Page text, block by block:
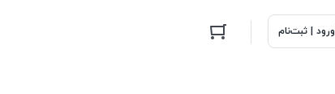
ورود | ثبت‌نام